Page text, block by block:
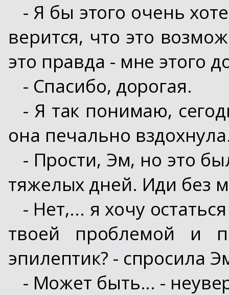
- Я бы этого очень
верится, что это
это правда - мне этого
- Спасибо, дорогая.
- Я так понимаю,
она печально
- Прости, Эм, но это
тяжелых дней. Иди без
- Нет,... я хочу
твоей проблемой и
эпилептик? - спросила
- Может быть... -